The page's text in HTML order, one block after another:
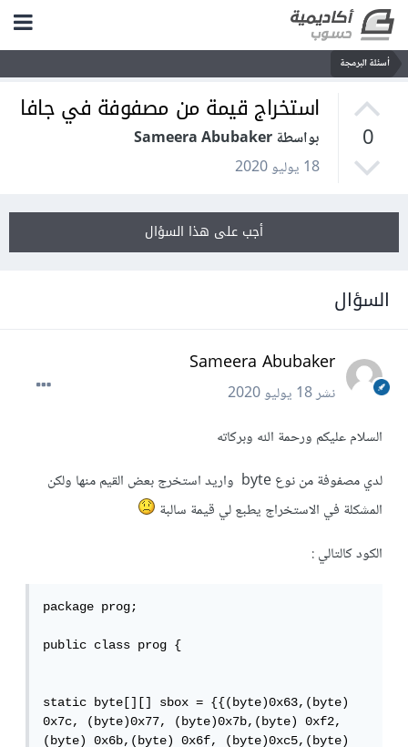
أسئلة البرمجة
0
استخراج قيمة من مصفوفة في جافا
بواسطة Sameera Abubaker
18 يوليو 2020
أجب على هذا السؤال
السؤال
Sameera Abubaker
نشر18 يوليو 2020
السلام عليكم ورحمة الله وبركاته
لدي مصفوفة من نوع byte واريد استخرج بعض القيم منها ولكن
المشكلة في الاستخراج يطبع لي قيمة سالبة
الكود كالتالي :
package prog;
public class prog {
static byte[][] sbox = {{(byte)0x63,(byte)
0x7c, (byte)0x77, (byte)0x7b,(byte) 0xf2,
(byte) 0x6b,(byte) 0x6f, (byte)0xc5,(byte)